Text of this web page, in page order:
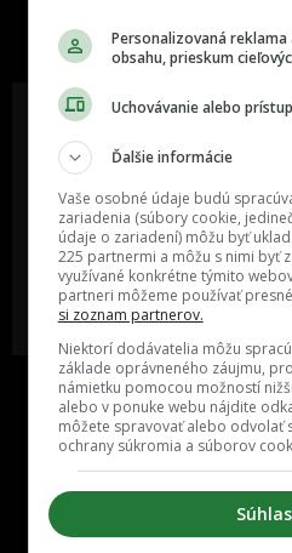
najzabávnejšie
Oslov reklamou viac ako milión
ľudí v rôznych vekových
kategóriách a na rôznych
sociálnych sieťach a nakopni svoj
biznis alebo produkt.
MÁM ZÁUJEM O
SPOLUPRÁCU
Inzercia
Personalizovaná
obsahu, prieskum
Uchovávanie alebo
Ďalšie informácie
Vaše osobné údaje budú
zariadenia (súbory cookie,
údaje o zariadení) môžu byť
225 partnermi a môžu s nimi byť
využívané konkrétne týmito
partneri môžeme používať
si zoznam partnerov.
Niektorí dodávatelia môžu
základe oprávneného záujmu,
námietku pomocou možností
alebo v ponuke webu nájdite
môžete spravovať alebo odvolať
ochrany súkromia a súborov